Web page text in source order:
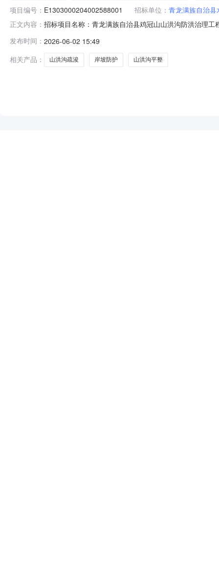
项目编号： E1303000204002588001 招标单位： 青龙满族自治县
正文内容： 招标项目名称：青龙满族自治县鸡冠山山洪沟防洪治理
满族自治县鸡冠山山洪沟防洪治理工程已由秦皇岛市水
发布时间： 2026-06-02 15:49
相关产品：
山洪沟疏浚 岸坡防护 山洪沟平整